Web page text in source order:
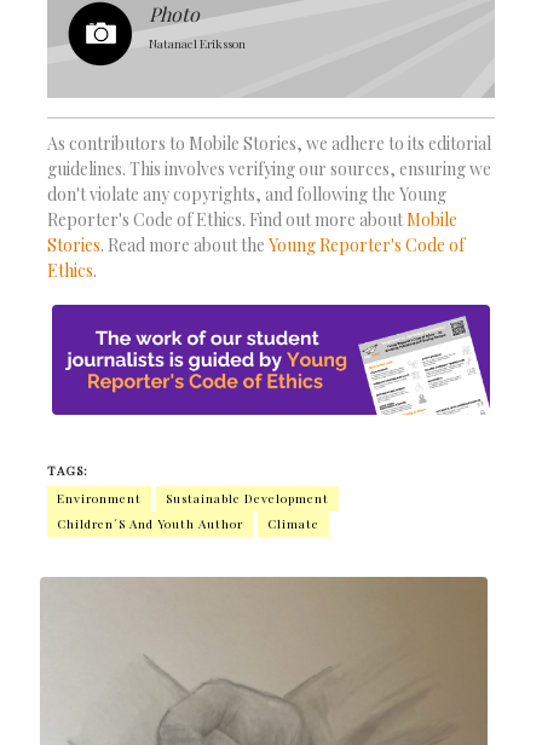
Photo
Natanael Eriksson
As contributors to Mobile Stories, we adhere to its editorial
guidelines. This involves verifying our sources, ensuring we
don't violate any copyrights, and following the Young
Reporter's Code of Ethics. Find out more aboutMobile
Stories. Read more about the Young Reporter's Code of
Ethics.
TAGS:
Environment
Sustainable Development
Children´s And Youth Author
Climate